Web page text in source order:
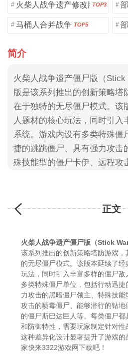
# 火柴人战争遗产修改版TOP3 #
# 马桶人合并战争 TOP5 #
简介
火柴人战争遗产僵尸版（
版是该系列推出的创新策略塔
在于独特的无尽僵尸模式。该
人题材的核心玩法，同时引入
系统。游戏内设有多类特殊僵
捷的跳跳僵尸、具有强力攻击
殊技能型的僵尸卡伊、远程攻
需要玩家制定针对性战略才能
化设计显著提升了游戏的战术
正文
火柴人战争遗产僵尸版（Stick
该系列推出的创新策略塔防游戏
的无尽僵尸模式。该版本延续了
玩法，同时引入丰富多样的僵尸
多类特殊僵尸单位，包括行动迅
力攻击的黑暗僵尸领主、特殊技
攻击的喷毒僵尸、能够潜行的钻地
的僵尸斯巴达巨人等。每类僵尸
和防御特性，需要玩家制定针对性
这种差异化设计显著提升了游戏的
家快来3322游戏网下载吧！